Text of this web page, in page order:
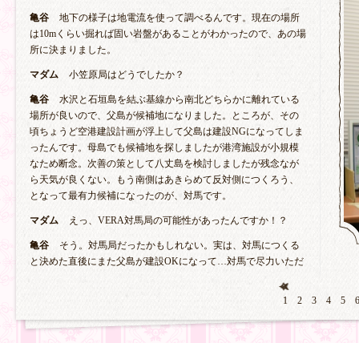
亀谷
地下の様子は地電流を使って調べるんです。現在の場所
は10mくらい掘れば固い岩盤があることがわかったので、あの場
所に決まりました。
マダム 小笠原局はどうでしたか？
亀谷
水沢と石垣島を結ぶ基線から南北どちらかに離れている
場所が良いので、父島が候補地になりました。ところが、その
頃ちょうど空港建設計画が浮上して父島は建設NGになってしま
ったんです。母島でも候補地を探しましたが港湾施設が小規模
なため断念。次善の策として八丈島を検討しましたが残念なが
ら天気が良くない。もう南側はあきらめて反対側につくろう、
となって最有力候補になったのが、対馬です。
マダム えっ、VERA対馬局の可能性があったんですか！？
亀谷
そう。対馬局だったかもしれない。実は、対馬につくる
と決めた直後にまた父島が建設OKになって…対馬で尽力いただ
1 2 3 4 5 6